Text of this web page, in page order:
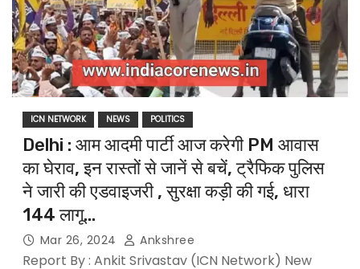
ICN NETWORK NEWS POLITICS
Delhi : आम आदमी पार्टी आज करेगी PM आवास
का घेराव, इन रास्तों से जानें से बचें, ट्रैफिक पुलिस
ने जारी की एडवाइजरी , सुरक्षा कड़ी की गई, धारा
144 लागू…
Mar 26, 2024 Ankshree
Report By : Ankit Srivastav (ICN Network) New